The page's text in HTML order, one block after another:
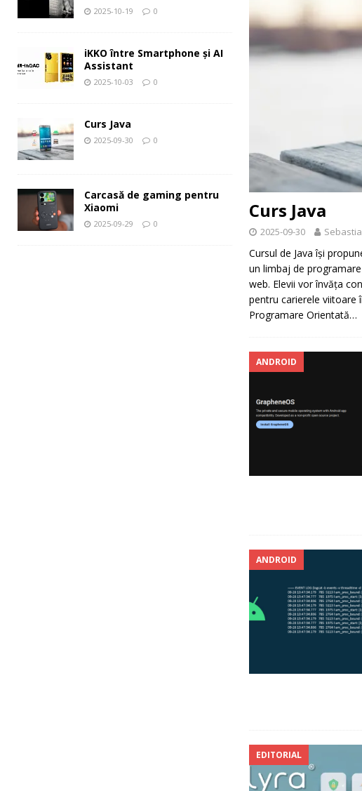
Curs Java
2025-09-30
Cursul de Java își
un limbaj de
web. Elevii vor învăța
pentru carierele
Programare Orientată…
ANDROID
ANDROID
EDITORIAL
2025-10-19 0
iKKO între Smartphone și AI
Assistant
2025-10-03 0
Curs Java
2025-09-30 0
Carcasă de gaming pentru
Xiaomi
2025-09-29 0